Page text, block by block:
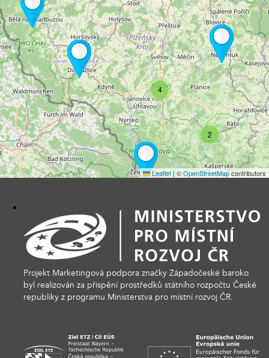
2
4
Leaflet | ©OpenStreetMapcontributors
Projekt Marketingová podpora značky Západočeské baroko
byl realizován za přispění prostředků státního rozpočtu České
republiky z programu Ministerstva pro místní rozvoj ČR.